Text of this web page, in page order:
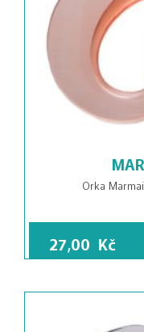
Orka
27,00 Kč